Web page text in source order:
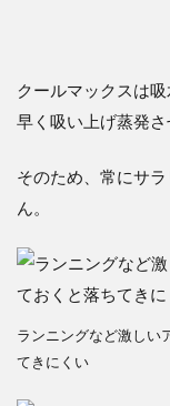
クールマックスは
早く吸い上げ蒸発さ
そのため、常にサ
ん。
ランニングなど激しい
てきにくい